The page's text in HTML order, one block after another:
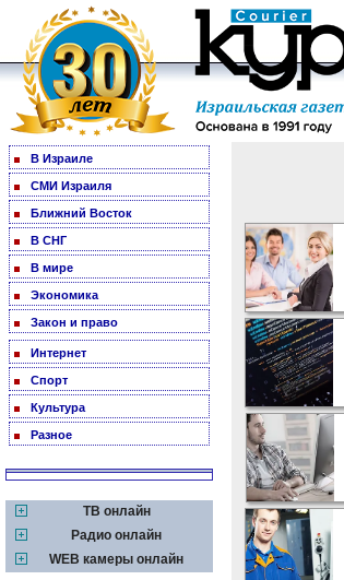
В Израиле
СМИ Израиля
Ближний Восток
В СНГ
В мире
Экономика
Закон и право
Интернет
Спорт
Культура
Разное
ТВ онлайн
Радио онлайн
WEB камеры онлайн